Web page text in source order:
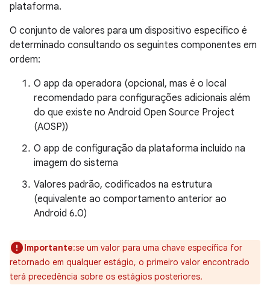
plataforma.
O conjunto de valores para um dispositivo específico é
determinado consultando os seguintes componentes em
ordem:
O app da operadora (opcional, mas é o local
recomendado para configurações adicionais além
do que existe no Android Open Source Project
(AOSP))
O app de configuração da plataforma incluído na
imagem do sistema
Valores padrão, codificados na estrutura
(equivalente ao comportamento anterior ao
Android 6.0)
Importante:se um valor para uma chave específica for
retornado em qualquer estágio, o primeiro valor encontrado
terá precedência sobre os estágios posteriores.